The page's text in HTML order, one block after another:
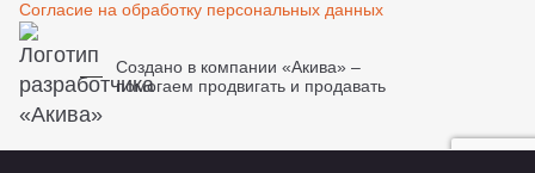
Согласие на обработку персональных данных
Создано в компании «Акива» –
помогаем продвигать и продавать